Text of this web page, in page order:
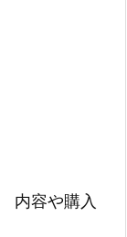
内容や購入